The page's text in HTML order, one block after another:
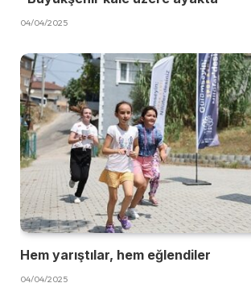
04/04/2025
Hem yarıştılar, hem eğlendiler
04/04/2025